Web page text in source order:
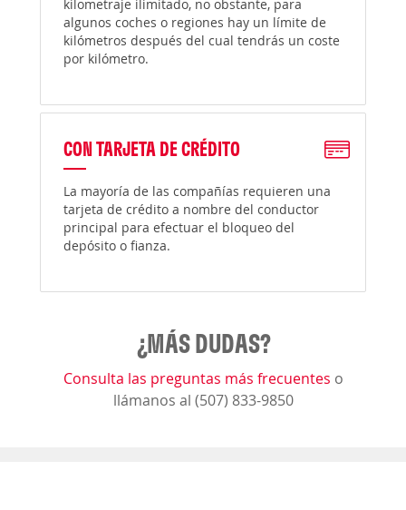
kilometraje ilimitado, no obstante, para
algunos coches o regiones hay un límite de
kilómetros después del cual tendrás un coste
por kilómetro.
CON TARJETA DE CRÉDITO
La mayoría de las compañías requieren una
tarjeta de crédito a nombre del conductor
principal para efectuar el bloqueo del
depósito o fianza.
¿MÁS DUDAS?
Consulta las preguntas más frecuentes o
llámanos al (507) 833-9850